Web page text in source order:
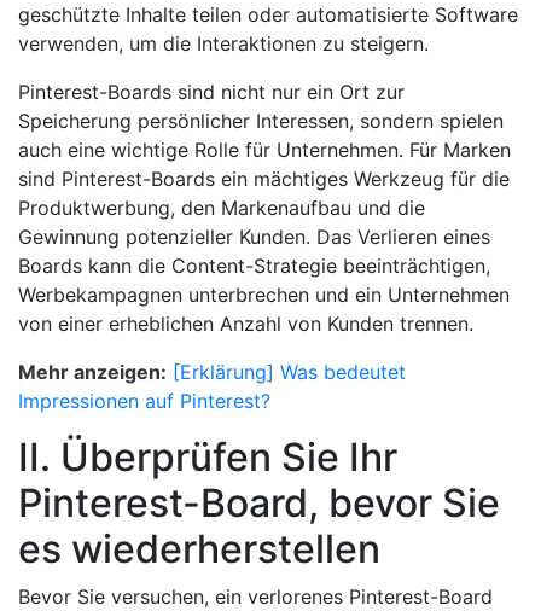
geschützte Inhalte teilen oder automatisierte Software
verwenden, um die Interaktionen zu steigern.
Pinterest-Boards sind nicht nur ein Ort zur
Speicherung persönlicher Interessen, sondern spielen
auch eine wichtige Rolle für Unternehmen. Für Marken
sind Pinterest-Boards ein mächtiges Werkzeug für die
Produktwerbung, den Markenaufbau und die
Gewinnung potenzieller Kunden. Das Verlieren eines
Boards kann die Content-Strategie beeinträchtigen,
Werbekampagnen unterbrechen und ein Unternehmen
von einer erheblichen Anzahl von Kunden trennen.
Mehr anzeigen: [Erklärung] Was bedeutet
Impressionen auf Pinterest?
II. Überprüfen Sie Ihr
Pinterest-Board, bevor Sie
es wiederherstellen
Bevor Sie versuchen, ein verlorenes Pinterest-Board